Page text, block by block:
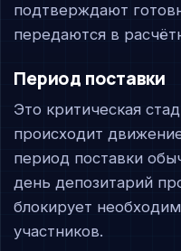
подтверждают
передаются в
Период поставки
Это критическая
происходит
период поставки
день депозитарий
блокирует
участников.